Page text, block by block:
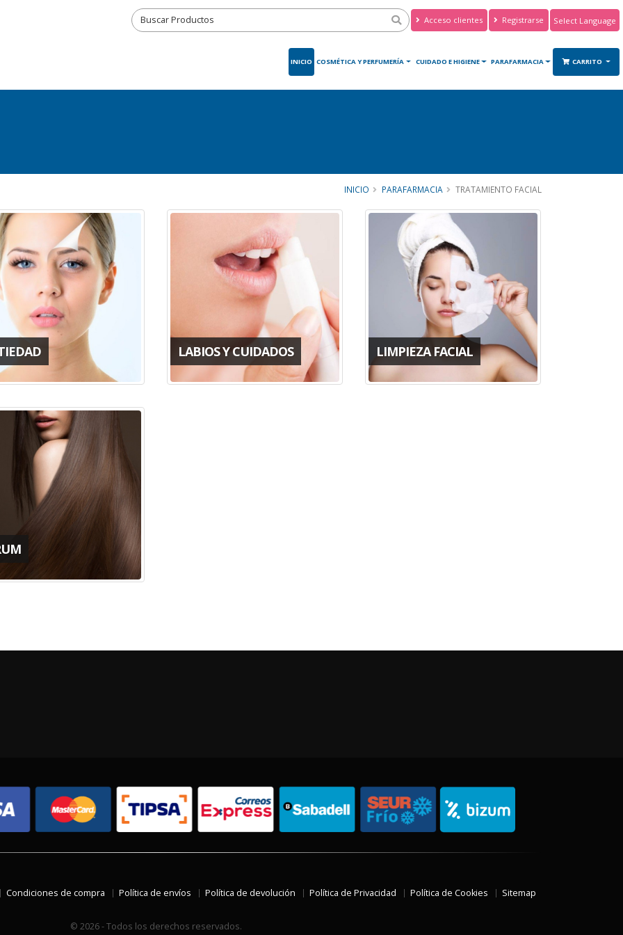
Acceso clientes Registrarse
Translate
INICIO COSMÉTICA Y PERFUMERÍA CUIDADO E HIGIENE PARAFARMACIA CARRITO
INICIO PARAFARMACIA TRATAMIENTO FACIAL
LABIOS Y CUIDADOS LIMPIEZA FACIAL
Condiciones de compra Política de envíos Política de devolución Política de Privacidad Política de Cookies Sitemap
© 2026 - Todos los derechos reservados.